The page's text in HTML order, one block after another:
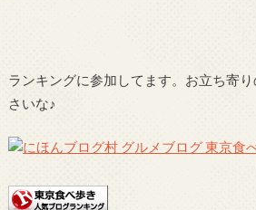
ランキングに参加してます。お立ち寄
さいな♪